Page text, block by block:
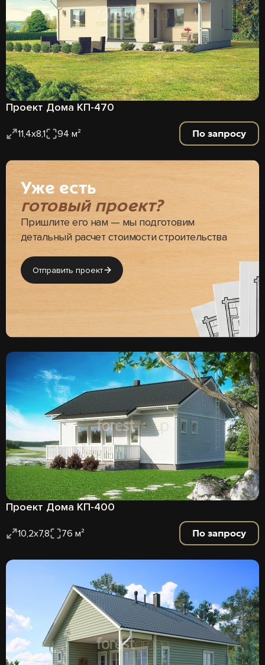
Проект Дома КП-470
11,4х8,1 94 м² По запросу
Уже есть
готовый проект?
Пришлите его нам — мы подготовим
детальный расчет стоимости строительства
Отправить проект
Проект Дома КП-400
10,2х7,8 76 м² По запросу